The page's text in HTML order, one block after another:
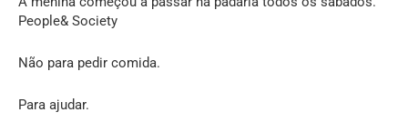
People& Society
Não para pedir comida.
Para ajudar.